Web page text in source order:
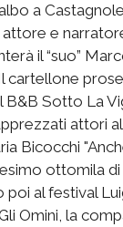
a
e
il “suo”
cartellone
B&B Sotto La
attori
Bicocchi
ottomila
al festival
Omini, la